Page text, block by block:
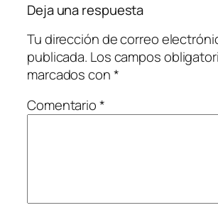
Deja una respuesta
Tu dirección de correo
publicada. Los campos
marcados con*
Comentario*